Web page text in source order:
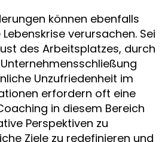
können ebenfalls
verursachen. Sei
des Arbeitsplatzes, durch
Unzufriedenheit im
erfordern oft eine
in diesem Bereich
Perspektiven zu
Ziele zu redefinieren und